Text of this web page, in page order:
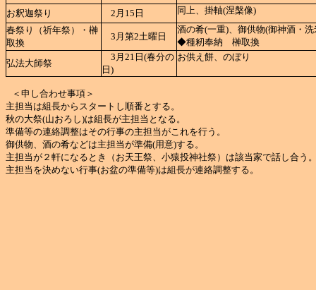
お釈迦祭り 2月15日
同上、掛軸(涅槃像)
春祭り（祈年祭）・榊
取換
3月第2土曜日
酒の肴(一重)、御供物(御神酒・
◆種籾奉納 榊取換
弘法大師祭
3月21日(春分の
日)
お供え餅、のぼり
＜申し合わせ事項＞
主担当は組長からスタートし順番とする。
秋の大祭(山おろし)は組長が主担当となる。
準備等の連絡調整はその行事の主担当がこれを行う。
御供物、酒の肴などは主担当が準備(用意)する。
主担当が２軒になるとき（お天王祭、小猿投神社祭）は該当家で話し合う
主担当を決めない行事(お盆の準備等)は組長が連絡調整する。